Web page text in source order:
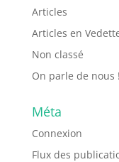
Articles
Articles en
Non classé
On parle de nous !
Méta
Connexion
Flux des